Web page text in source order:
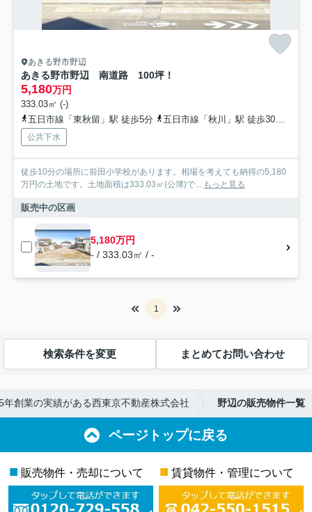
あきる野市野辺
あきる野市野辺 南道路 100坪！
5,180万円
333.03㎡ (-)
五日市線「東秋留」駅 徒歩5分
五日市線「秋川」駅 徒歩30分
公共下水
徒歩10分の場所に前田小学校があります。相場を考えても納得の5,180
万円の土地です。土地面積は333.03㎡(公簿)で...
もっと見る
販売中の区画
5,180万円
- / 333.03㎡ / -
1
検索条件を変更 まとめてお問い合わせ
創業の実績がある西東京不動産株式会社 野辺の販売物件一覧
ページトップに戻る
■ 販売物件・売却について ■ 賃貸物件・管理について